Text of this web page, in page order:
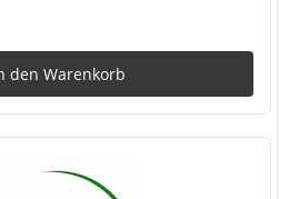
den Warenkorb